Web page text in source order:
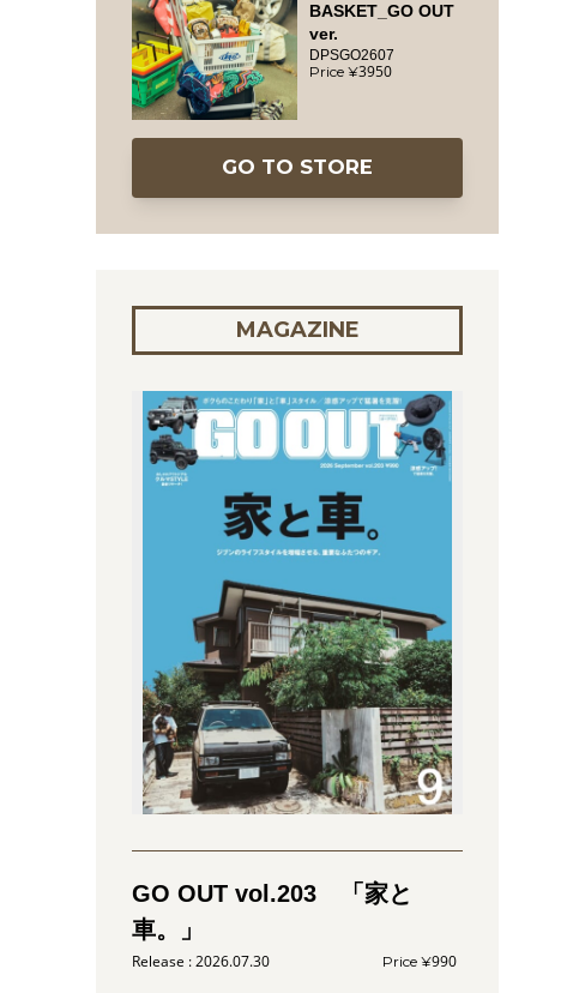
BASKET_GO OUT
ver.
DPSGO2607
3950
GO TO STORE
MAGAZINE
GO OUT vol.203 「家と
車。」
2026.07.30 990